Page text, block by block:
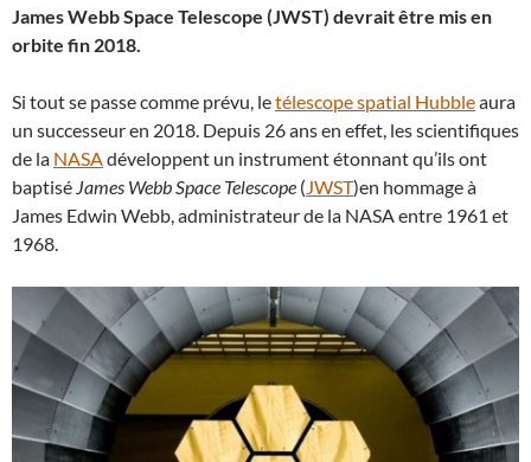
James Webb Space Telescope (JWST) devrait être mis en
orbite fin 2018.
Si tout se passe comme prévu, letélescope spatial Hubbleaura
un successeur en 2018. Depuis 26 ans en effet, les scientifiques
de la NASAdéveloppent un instrument étonnant qu’ils ont
baptisé James Webb Space Telescope (JWST)en hommage à
James Edwin Webb, administrateur de la NASA entre 1961 et
1968.